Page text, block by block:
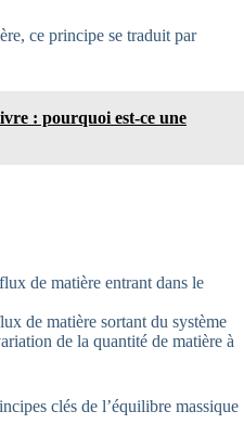
ce principe se traduit par
: pourquoi est-ce une
de matière entrant dans le
de matière sortant du système
de la quantité de matière à
clés de l’équilibre massique